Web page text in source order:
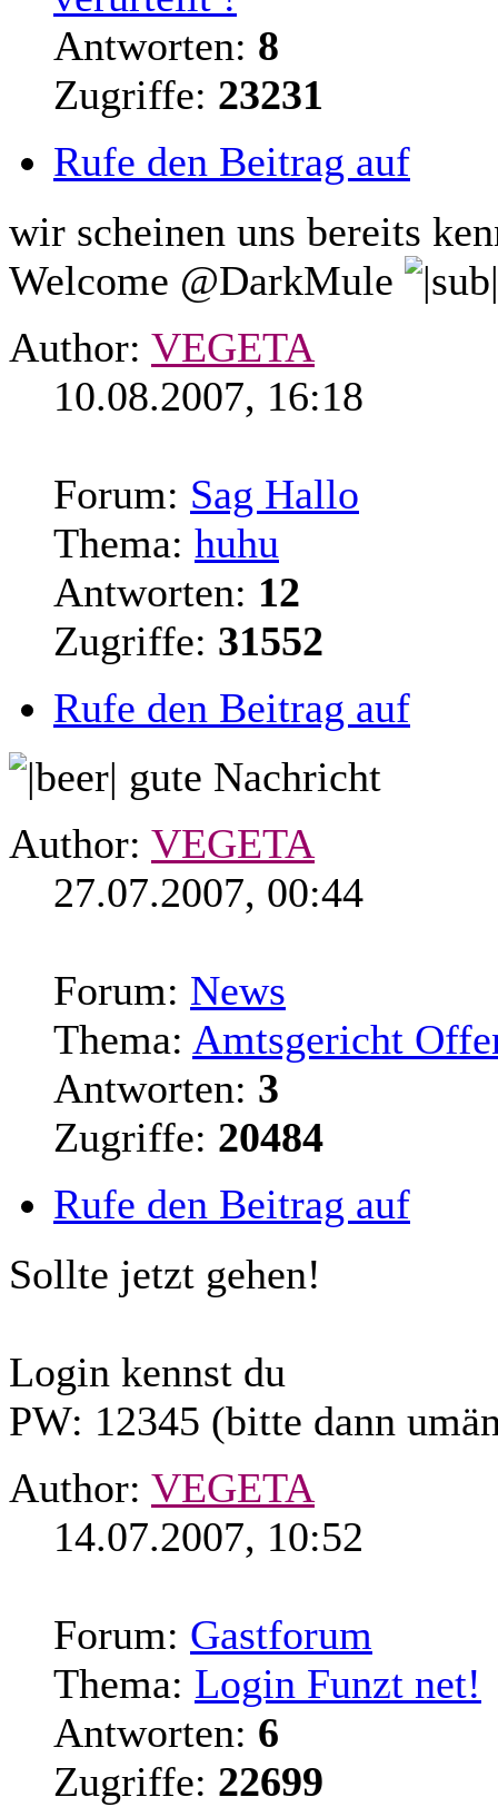
Antworten: 8
Zugriffe: 23231
Rufe den Beitrag auf
wir scheinen uns bereits
Welcome @DarkMule
Author: VEGETA
10.08.2007, 16:18
Forum: Sag Hallo
Thema: huhu
Antworten: 12
Zugriffe: 31552
Rufe den Beitrag auf
gute Nachricht
Author: VEGETA
27.07.2007, 00:44
Forum: News
Thema: Amtsgericht
Antworten: 3
Zugriffe: 20484
Rufe den Beitrag auf
Sollte jetzt gehen!
Login kennst du
PW: 12345 (bitte dann
Author: VEGETA
14.07.2007, 10:52
Forum: Gastforum
Thema: Login Funzt net!
Antworten: 6
Zugriffe: 22699